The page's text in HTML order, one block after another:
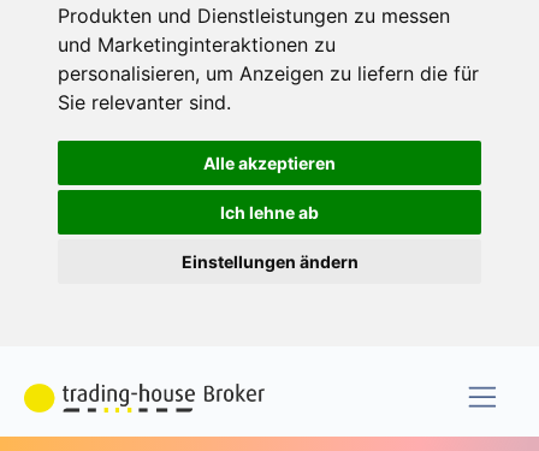
Produkten und Dienstleistungen zu messen
und Marketinginteraktionen zu
personalisieren, um Anzeigen zu liefern die für
Sie relevanter sind.
Alle akzeptieren
Ich lehne ab
Einstellungen ändern